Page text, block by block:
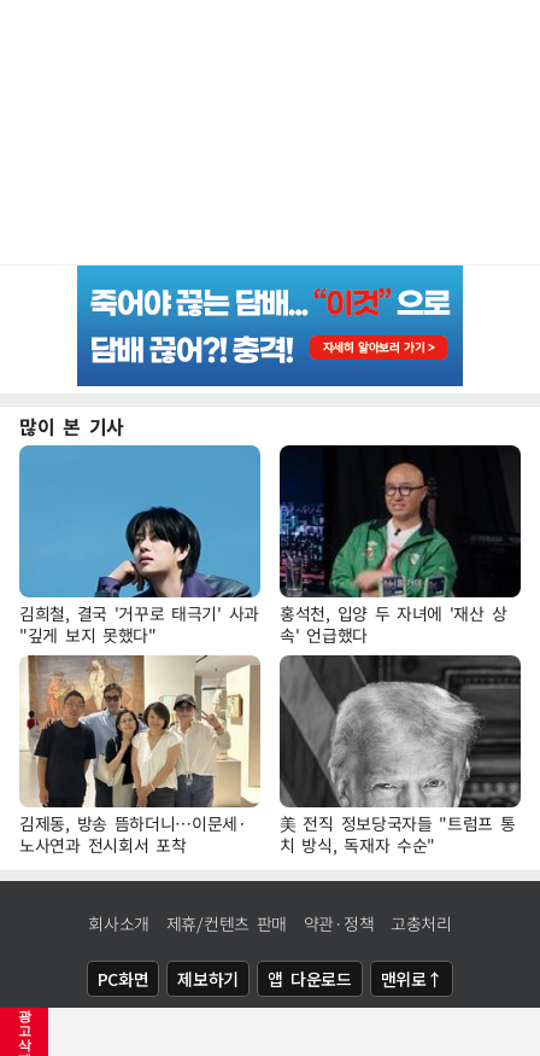
광
고
삭
많이 본 기사
김희철, 결국 '거꾸로 태극기' 사과
"깊게 보지 못했다"
홍석천, 입양 두 자녀에 '재산 상
속' 언급했다
김제동, 방송 뜸하더니…이문세·
노사연과 전시회서 포착
美 전직 정보당국자들 "트럼프 통
치 방식, 독재자 수순"
회사소개 제휴/컨텐츠 판매 약관·정책 고충처리
PC화면 제보하기 앱 다운로드 맨위로↑